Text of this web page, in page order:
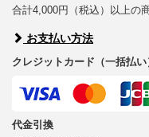
合計4,000円（税込）以上の
お支払い方法
クレジットカード（一括払い
代金引換